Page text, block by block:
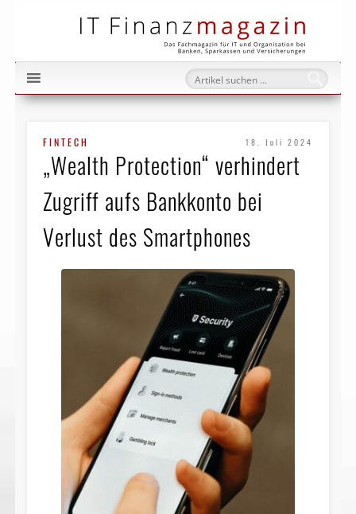
FINTECH 18. Juli 2024
„Wealth Protection“ verhindert
Zugriff aufs Bankkonto bei
Verlust des Smartphones